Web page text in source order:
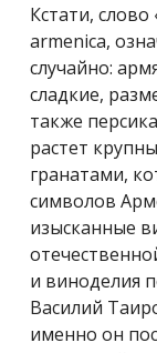
Кстати,
armenica,
случайно:
сладкие,
также
растет
гранатами,
символов
изысканные
и виноделия
Василий
именно он